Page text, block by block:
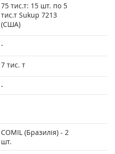
75 тис.т: 15 шт. по 5
тис.т Sukup 7213
(США)
-
7 тис. т
-
COMIL (Бразилія) - 2
шт.